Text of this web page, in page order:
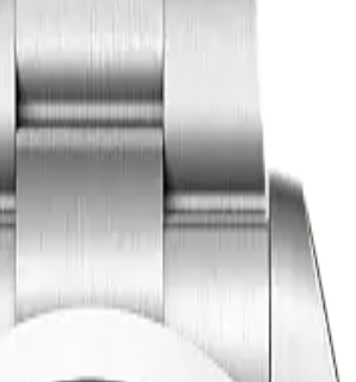
Accessoires SaleAlle sieraden